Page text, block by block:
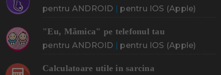
pentru ANDROID | pentru IOS (Apple)
"Eu, Mămica" pe telefonul tau
pentru ANDROID | pentru IOS (Apple)
Calculatoare utile in sarcina